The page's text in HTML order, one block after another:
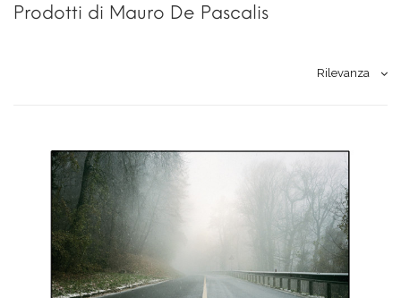
Prodotti di Mauro De Pascalis
Rilevanza